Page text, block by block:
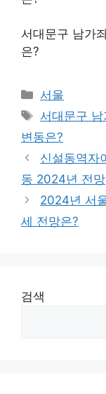
서대문구 남가
은?
Categories
서울
Tags
서대문구
변동은?
신설동역자
동 2024년 전망
2024년 서
세 전망은?
검색